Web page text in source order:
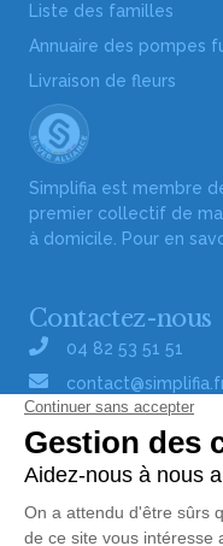
Liste des familles
Annuaire des pompes
Livraison de fleurs
Simplifia est membre
premier collectif de
à domicile. Pour en
Contactez-nous
04 82 53 51 51
Réseaux sociaux